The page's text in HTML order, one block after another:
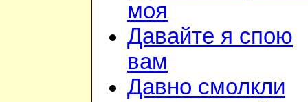
моя
Давайте я спою
вам
Давно смолкли